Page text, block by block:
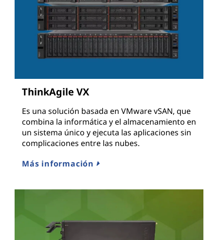
ThinkAgile VX
Es una solución basada en VMware vSAN, que
combina la informática y el almacenamiento en
un sistema único y ejecuta las aplicaciones sin
complicaciones entre las nubes.
Más información